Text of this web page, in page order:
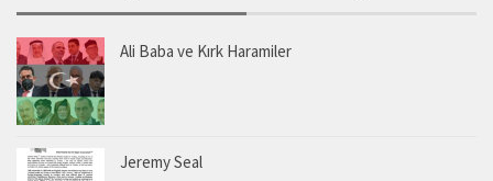
Ali Baba ve Kırk Haramiler
Jeremy Seal